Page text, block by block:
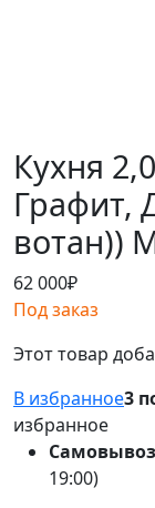
Кухня
Графит,
вотан))
62 000₽
Под заказ
Этот товар
В избранное3
избранное
19:00)